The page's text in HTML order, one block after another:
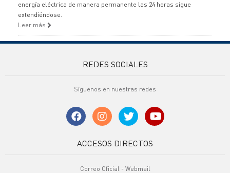
energía eléctrica de manera permanente las 24 horas sigue
extendiéndose.
Leer más
REDES SOCIALES
Síguenos en nuestras redes
ACCESOS DIRECTOS
Correo Oficial - Webmail